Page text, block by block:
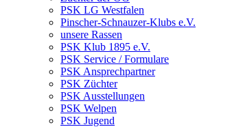
PSK LG Westfalen
Pinscher-Schnauzer-Klubs e.V.
unsere Rassen
PSK Klub 1895 e.V.
PSK Service / Formulare
PSK Ansprechpartner
PSK Züchter
PSK Ausstellungen
PSK Welpen
PSK Jugend